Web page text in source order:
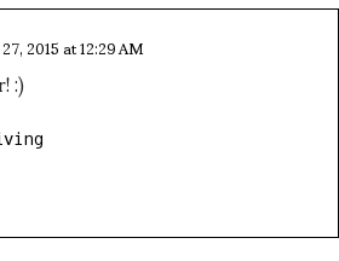
2015 at 12:29 AM
:)